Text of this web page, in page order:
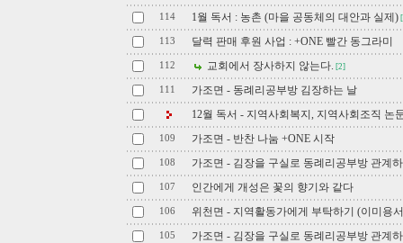
114 1월 독서 : 농촌 (마을 공동체의 대안과 실제)
113 달력 판매 후원 사업 : +ONE 빨간 동그라미
112 교회에서 장사하지 않는다. [2]
111
가조면 - 동례리공부방 김장하는 날
12월 독서 - 지역사회복지, 지역사회조직 논
109 가조면 - 반찬 나눔 +ONE 시작
108 가조면 - 김장을 구실로 동례리공부방 관계
107 인간에게 개성은 꽃의 향기와 같다
106 위천면 - 지역활동가에게 부탁하기 (이미용
105 가조면 - 김장을 구실로 동례리공부방 관계